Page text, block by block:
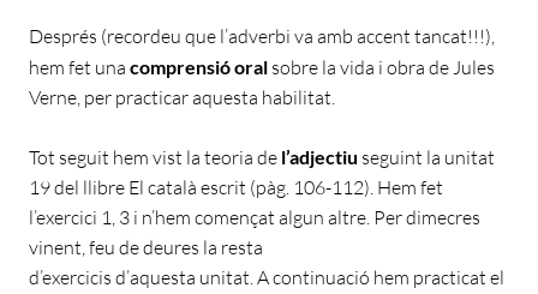
Després (recordeu que l’adverbi va amb accent tancat!!!),
hem fet una comprensió oral sobre la vida i obra de Jules
Verne, per practicar aquesta habilitat.
Tot seguit hem vist la teoria de l’adjectiu seguint la unitat
19 del llibre El català escrit (pàg. 106-112). Hem fet
l’exercici 1, 3 i n’hem començat algun altre. Per dimecres
vinent, feu de deures la resta
d’exercicis d’aquesta unitat. A continuació hem practicat el